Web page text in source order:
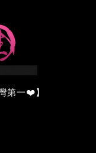
第一❤️】